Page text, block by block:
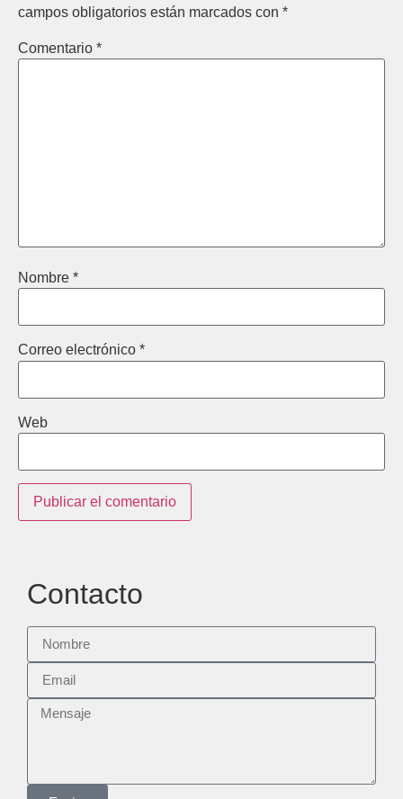
campos obligatorios están marcados con *
Comentario *
Nombre *
Correo electrónico *
Web
Contacto